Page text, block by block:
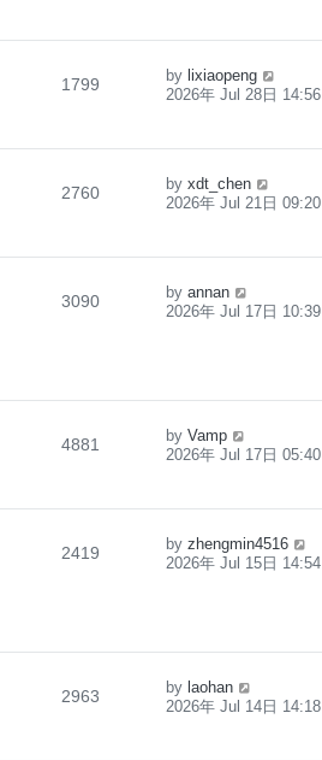
1799 by lixiaopeng
2026年 Jul 28日 14:56
2760 by xdt_chen
2026年 Jul 21日 09:20
3090 by annan
2026年 Jul 17日 10:39
4881 by Vamp
2026年 Jul 17日 05:40
2419 by zhengmin4516
2026年 Jul 15日 14:54
2963 by laohan
2026年 Jul 14日 14:18